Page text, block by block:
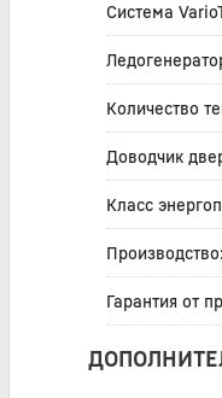
Система
Количество
Доводчик
Класс
Производство:
Гарантия от